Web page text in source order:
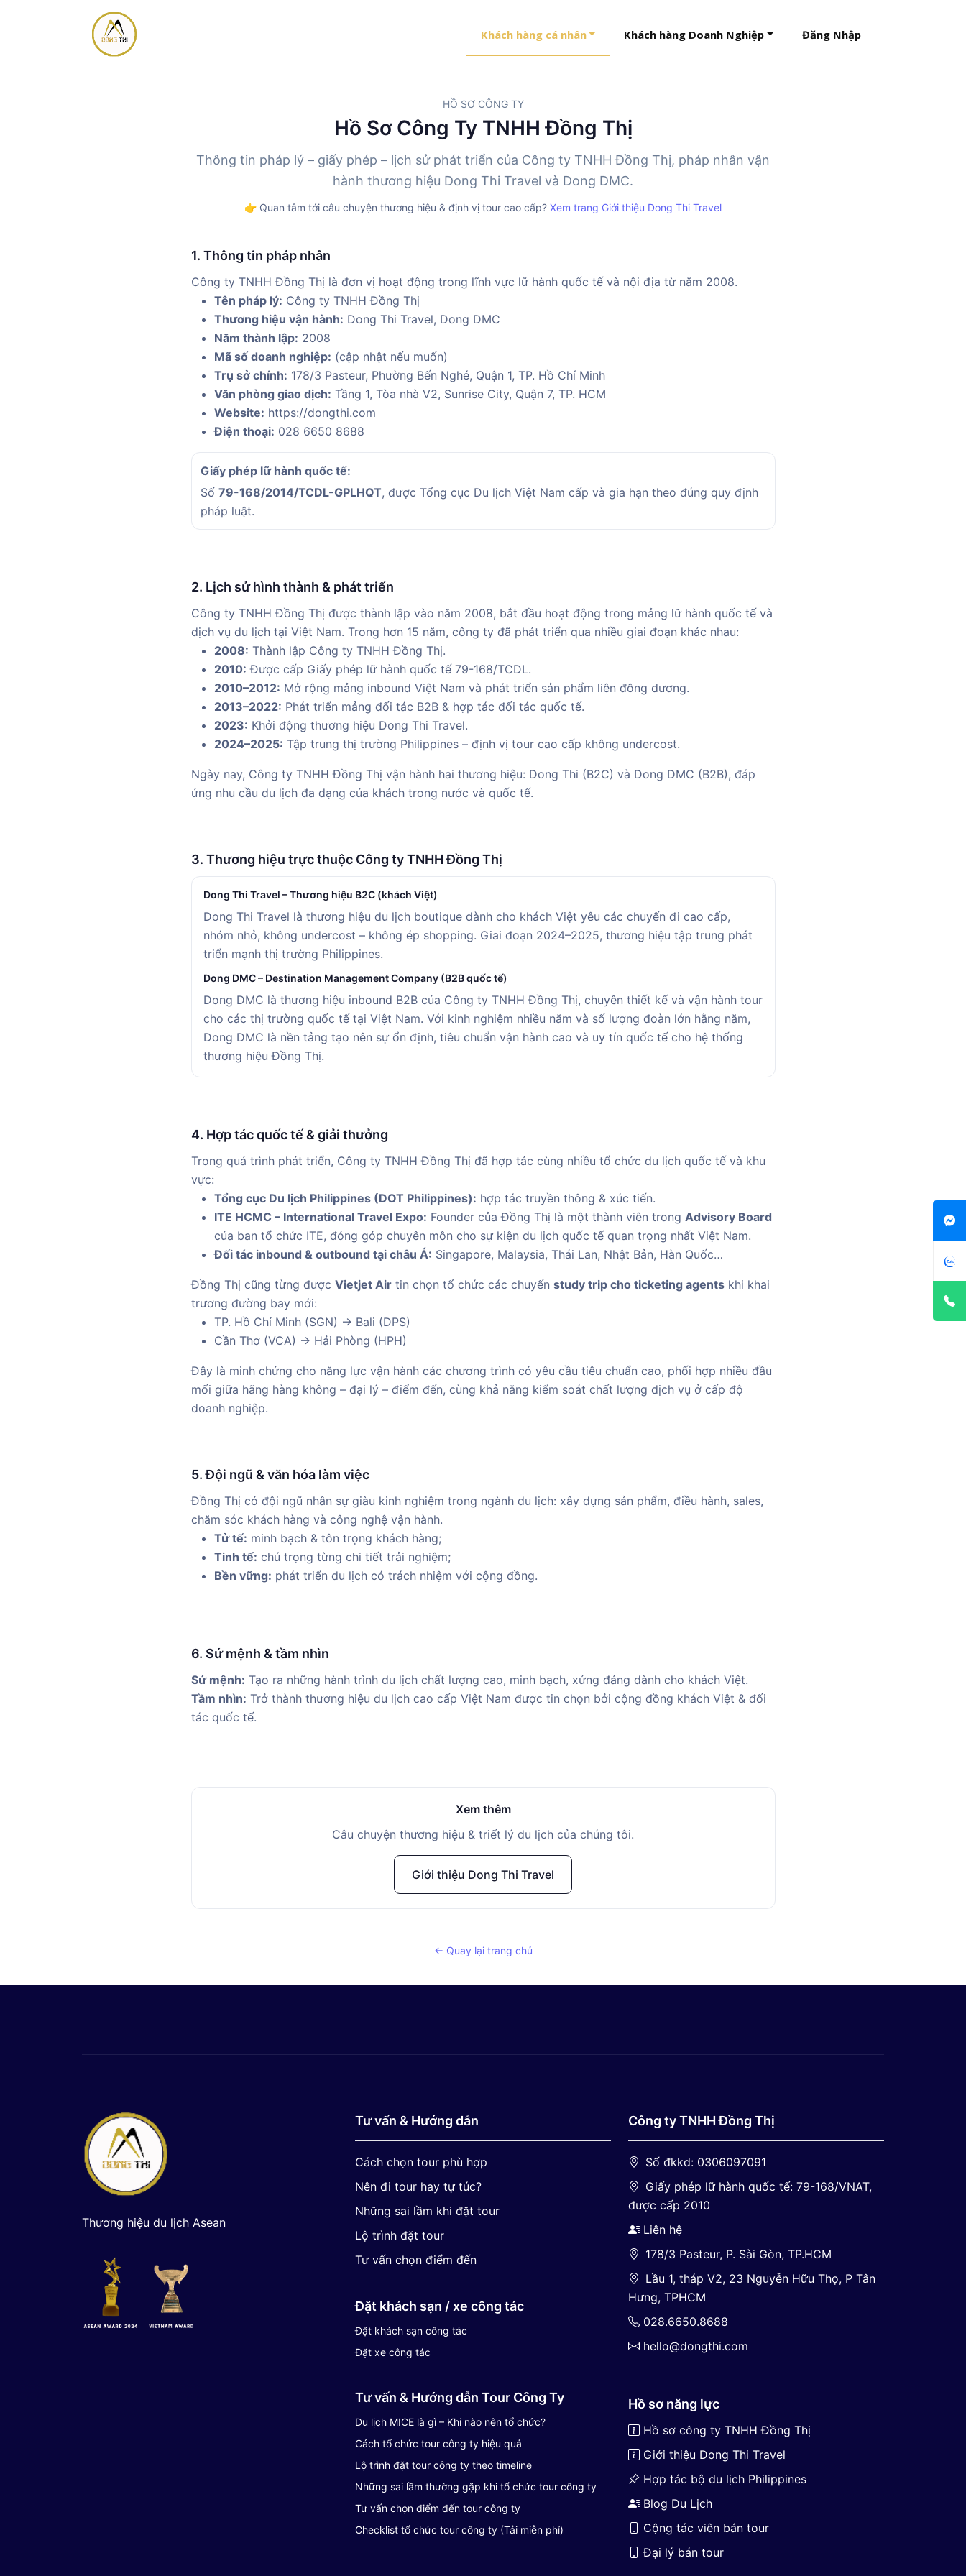
Khách hàng cá nhân Khách hàng Doanh Nghiệp Đăng Nhập
HỒ SƠ CÔNG TY
Hồ Sơ Công Ty TNHH Đồng Thị
Thông tin pháp lý – giấy phép – lịch sử phát triển của Công ty TNHH Đồng Thị, pháp nhân vận
hành thương hiệu Dong Thi Travel và Dong DMC.
👉 Quan tâm tới câu chuyện thương hiệu & định vị tour cao cấp? Xem trang Giới thiệu Dong Thi Travel
1. Thông tin pháp nhân
Công ty TNHH Đồng Thị là đơn vị hoạt động trong lĩnh vực lữ hành quốc tế và nội địa từ năm 2008.
Tên pháp lý: Công ty TNHH Đồng Thị
Thương hiệu vận hành: Dong Thi Travel, Dong DMC
Năm thành lập: 2008
Mã số doanh nghiệp: (cập nhật nếu muốn)
Trụ sở chính: 178/3 Pasteur, Phường Bến Nghé, Quận 1, TP. Hồ Chí Minh
Văn phòng giao dịch: Tầng 1, Tòa nhà V2, Sunrise City, Quận 7, TP. HCM
Website: https://dongthi.com
Điện thoại: 028 6650 8688
Giấy phép lữ hành quốc tế:
Số 79-168/2014/TCDL-GPLHQT, được Tổng cục Du lịch Việt Nam cấp và gia hạn theo đúng quy định
pháp luật.
2. Lịch sử hình thành & phát triển
Công ty TNHH Đồng Thị được thành lập vào năm 2008, bắt đầu hoạt động trong mảng lữ hành quốc tế và
dịch vụ du lịch tại Việt Nam. Trong hơn 15 năm, công ty đã phát triển qua nhiều giai đoạn khác nhau:
2008: Thành lập Công ty TNHH Đồng Thị.
2010: Được cấp Giấy phép lữ hành quốc tế 79-168/TCDL.
2010–2012: Mở rộng mảng inbound Việt Nam và phát triển sản phẩm liên đông dương.
2013–2022: Phát triển mảng đối tác B2B & hợp tác đối tác quốc tế.
2023: Khởi động thương hiệu Dong Thi Travel.
2024–2025: Tập trung thị trường Philippines – định vị tour cao cấp không undercost.
Ngày nay, Công ty TNHH Đồng Thị vận hành hai thương hiệu: Dong Thi (B2C) và Dong DMC (B2B), đáp
ứng nhu cầu du lịch đa dạng của khách trong nước và quốc tế.
3. Thương hiệu trực thuộc Công ty TNHH Đồng Thị
Dong Thi Travel – Thương hiệu B2C (khách Việt)
Dong Thi Travel là thương hiệu du lịch boutique dành cho khách Việt yêu các chuyến đi cao cấp,
nhóm nhỏ, không undercost – không ép shopping. Giai đoạn 2024–2025, thương hiệu tập trung phát
triển mạnh thị trường Philippines.
Dong DMC – Destination Management Company (B2B quốc tế)
Dong DMC là thương hiệu inbound B2B của Công ty TNHH Đồng Thị, chuyên thiết kế và vận hành tour
cho các thị trường quốc tế tại Việt Nam. Với kinh nghiệm nhiều năm và số lượng đoàn lớn hằng năm,
Dong DMC là nền tảng tạo nên sự ổn định, tiêu chuẩn vận hành cao và uy tín quốc tế cho hệ thống
thương hiệu Đồng Thị.
4. Hợp tác quốc tế & giải thưởng
Trong quá trình phát triển, Công ty TNHH Đồng Thị đã hợp tác cùng nhiều tổ chức du lịch quốc tế và khu
vực:
Tổng cục Du lịch Philippines (DOT Philippines): hợp tác truyền thông & xúc tiến.
ITE HCMC – International Travel Expo: Founder của Đồng Thị là một thành viên trong Advisory Board
của ban tổ chức ITE, đóng góp chuyên môn cho sự kiện du lịch quốc tế quan trọng nhất Việt Nam.
Đối tác inbound & outbound tại châu Á: Singapore, Malaysia, Thái Lan, Nhật Bản, Hàn Quốc…
Đồng Thị cũng từng được Vietjet Airtin chọn tổ chức các chuyến study trip cho ticketing agentskhi khai
trương đường bay mới:
TP. Hồ Chí Minh (SGN) → Bali (DPS)
Cần Thơ (VCA) → Hải Phòng (HPH)
Đây là minh chứng cho năng lực vận hành các chương trình có yêu cầu tiêu chuẩn cao, phối hợp nhiều đầu
mối giữa hãng hàng không – đại lý – điểm đến, cùng khả năng kiểm soát chất lượng dịch vụ ở cấp độ
doanh nghiệp.
5. Đội ngũ & văn hóa làm việc
Đồng Thị có đội ngũ nhân sự giàu kinh nghiệm trong ngành du lịch: xây dựng sản phẩm, điều hành, sales,
chăm sóc khách hàng và công nghệ vận hành.
Tử tế: minh bạch & tôn trọng khách hàng;
Tinh tế: chú trọng từng chi tiết trải nghiệm;
Bền vững: phát triển du lịch có trách nhiệm với cộng đồng.
6. Sứ mệnh & tầm nhìn
Sứ mệnh: Tạo ra những hành trình du lịch chất lượng cao, minh bạch, xứng đáng dành cho khách Việt.
Tầm nhìn: Trở thành thương hiệu du lịch cao cấp Việt Nam được tin chọn bởi cộng đồng khách Việt & đối
tác quốc tế.
Xem thêm
Câu chuyện thương hiệu & triết lý du lịch của chúng tôi.
Giới thiệu Dong Thi Travel
← Quay lại trang chủ
Thương hiệu du lịch Asean
Tư vấn & Hướng dẫn
Cách chọn tour phù hợp
Nên đi tour hay tự túc?
Những sai lầm khi đặt tour
Lộ trình đặt tour
Tư vấn chọn điểm đến
Đặt khách sạn / xe công tác
Đặt khách sạn công tác
Đặt xe công tác
Tư vấn & Hướng dẫn Tour Công Ty
Du lịch MICE là gì – Khi nào nên tổ chức?
Cách tổ chức tour công ty hiệu quả
Lộ trình đặt tour công ty theo timeline
Những sai lầm thường gặp khi tổ chức tour công ty
Tư vấn chọn điểm đến tour công ty
Checklist tổ chức tour công ty (Tải miễn phí)
Công ty TNHH Đồng Thị
Số đkkd: 0306097091
Giấy phép lữ hành quốc tế: 79-168/VNAT,
được cấp 2010
Liên hệ
178/3 Pasteur, P. Sài Gòn, TP.HCM
Lầu 1, tháp V2, 23 Nguyễn Hữu Thọ, P Tân
Hưng, TPHCM
028.6650.8688
hello@dongthi.com
Hồ sơ năng lực
Hồ sơ công ty TNHH Đồng Thị
Giới thiệu Dong Thi Travel
Hợp tác bộ du lịch Philippines
Blog Du Lịch
Cộng tác viên bán tour
Đại lý bán tour